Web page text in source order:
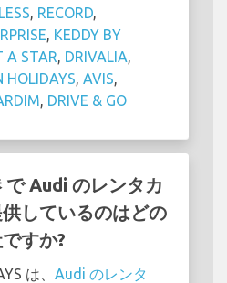
RECORD
KEDDY BY
A STAR DRIVALIA
HOLIDAYS AVIS
DRIVE & GO
で Audi のレンタカ
しているのはどの
すか?
は、 Audi のレンタ